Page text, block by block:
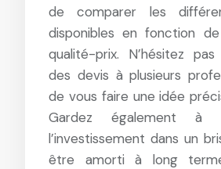
de comparer les
disponibles en fonction
qualité-prix. N’hésitez
des devis à plusieurs
de vous faire une idée
Gardez également à
l’investissement dans un
être amorti à long